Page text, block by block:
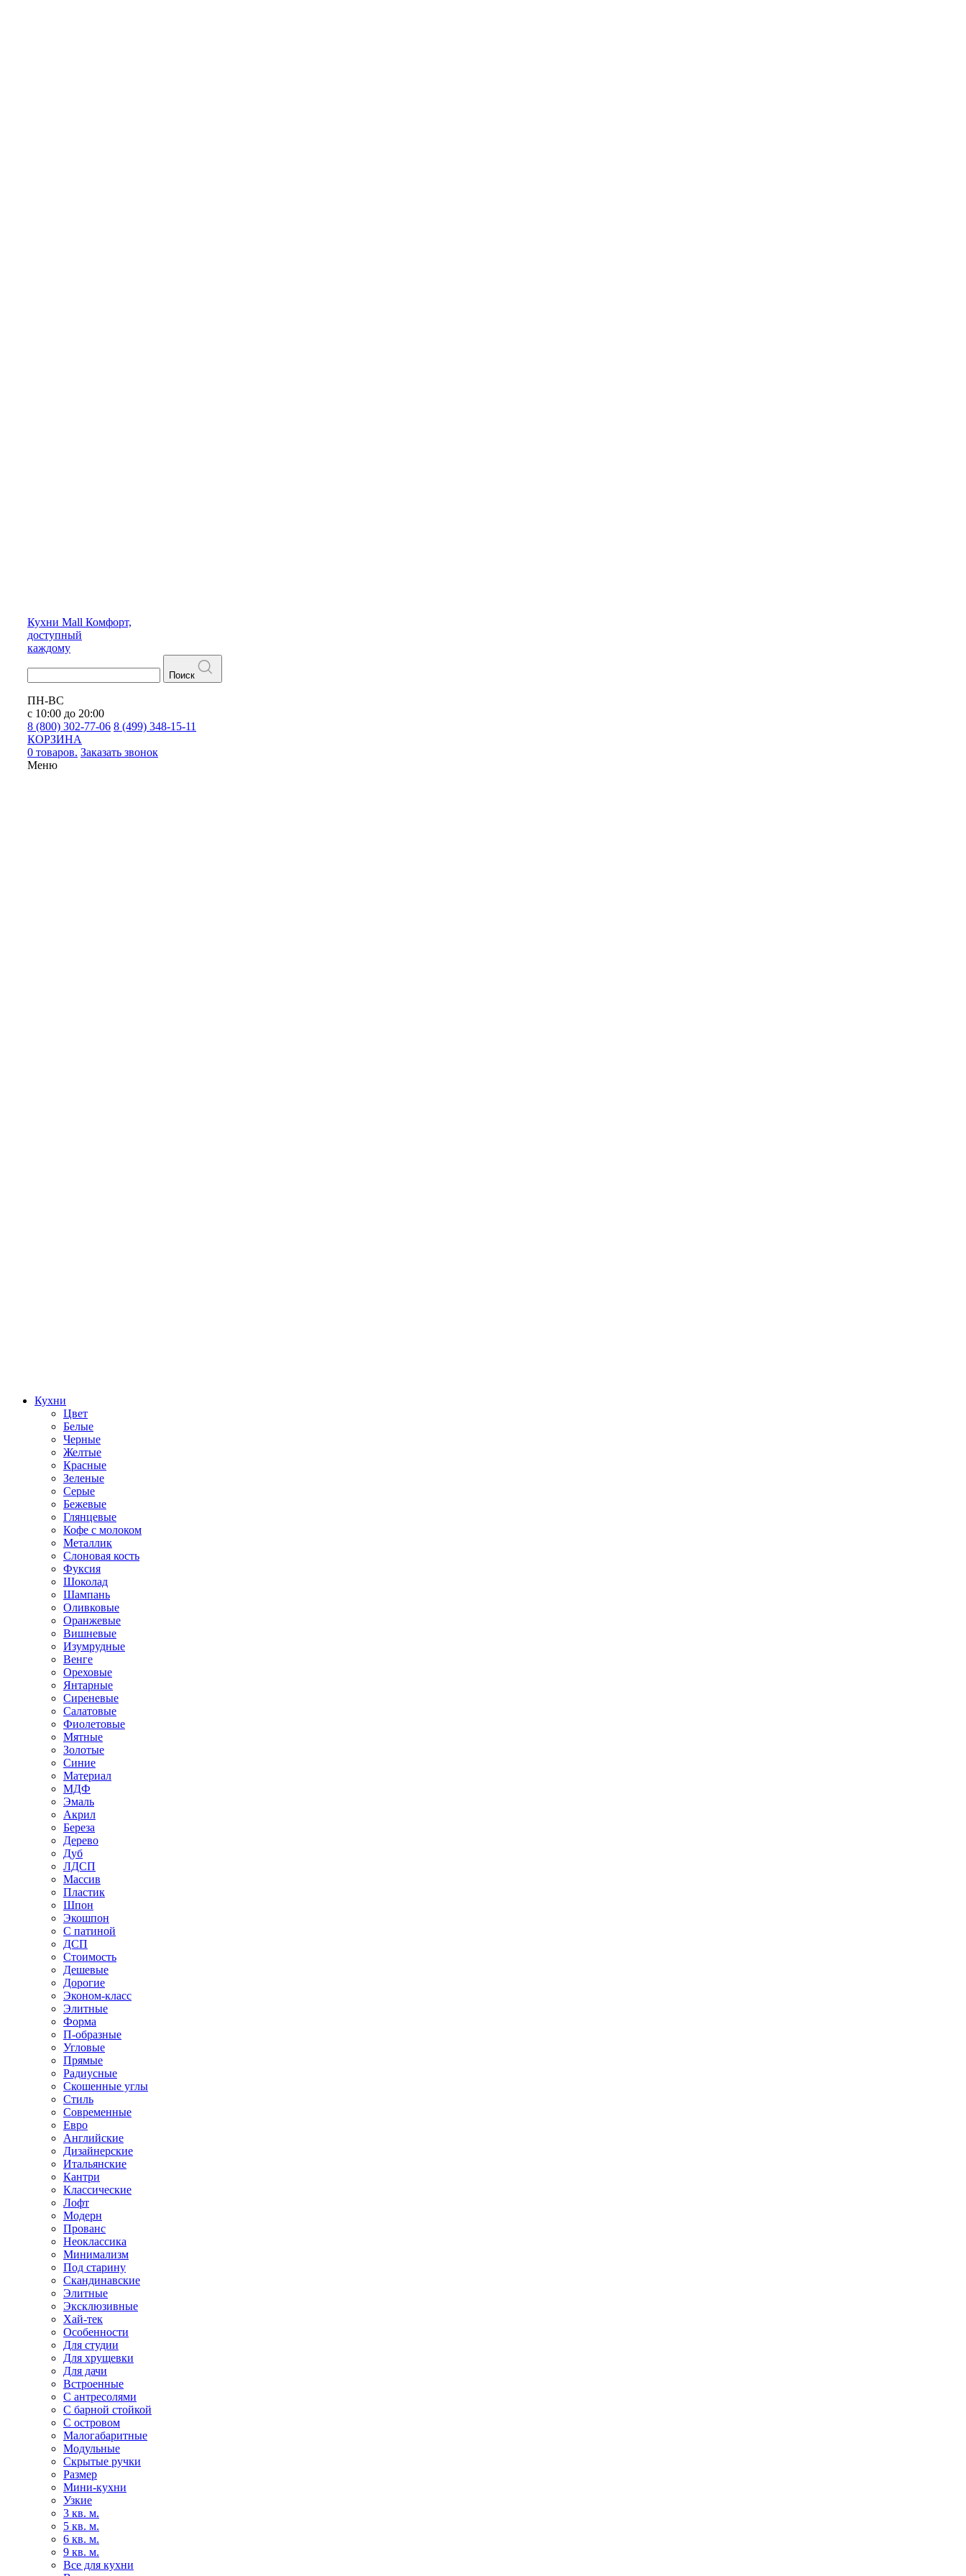
Кухни Mall Комфорт,
доступный
каждому
Поиск
ПН-ВС
с 10:00 до 20:00
8 (800) 302-77-06 8 (499) 348-15-11
КОРЗИНА
0 товаров. Заказать звонок
Меню
Кухни
Цвет
Белые
Черные
Желтые
Красные
Зеленые
Серые
Бежевые
Глянцевые
Кофе с молоком
Металлик
Слоновая кость
Фуксия
Шоколад
Шампань
Оливковые
Оранжевые
Вишневые
Изумрудные
Венге
Ореховые
Янтарные
Сиреневые
Салатовые
Фиолетовые
Мятные
Золотые
Синие
Материал
МДФ
Эмаль
Акрил
Береза
Дерево
Дуб
ЛДСП
Массив
Пластик
Шпон
Экошпон
С патиной
ДСП
Стоимость
Дешевые
Дорогие
Эконом-класс
Элитные
Форма
П-образные
Угловые
Прямые
Радиусные
Скошенные углы
Стиль
Современные
Евро
Английские
Дизайнерские
Итальянские
Кантри
Классические
Лофт
Модерн
Прованс
Неоклассика
Минимализм
Под старину
Скандинавские
Элитные
Эксклюзивные
Хай-тек
Особенности
Для студии
Для хрущевки
Для дачи
Встроенные
С антресолями
С барной стойкой
С островом
Малогабаритные
Модульные
Скрытые ручки
Размер
Мини-кухни
Узкие
3 кв. м.
5 кв. м.
6 кв. м.
9 кв. м.
Все для кухни